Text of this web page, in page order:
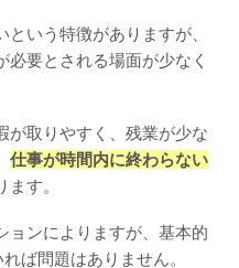
いう特徴がありますが、
要とされる場面が少なく
が取りやすく、残業が少な
仕事が時間内に終わらない
ます。
ョンによりますが、基本的
ば問題はありません。